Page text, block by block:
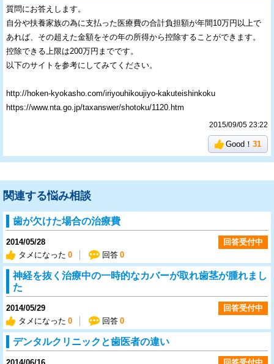
質問にお答えします。
自分や扶養家族の為に支払った医療費の合計負担額が年間10万円以上で
あれば、その超えた金額をその年の所得から控除することができます。
控除できる上限は200万円までです。
以下のサイトを参考にしてみてください。
http://hoken-kyokasho.com/iriyouhikoujiyo-kakuteishinkoku
https://www.nta.go.jp/taxanswer/shotoku/1120.htm
2015/09/05 23:22
Good！ 31
関連する悩み相談
歯が欠けた場合の治療費
2014/05/28
タメになった 0 回答 0
回答受付中
神経を抜く治療中の一時的なカバーが取れ歯茎が腫れまし
た
2014/05/29
タメになった 0 回答 0
回答受付中
デンタルクリニックと歯医者の違い